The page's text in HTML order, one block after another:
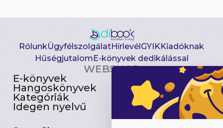
RólunkÜgyfélszolgálatHírlevélGYIKKiadóknak
HűségjutalomE-könyvek dedikálással
WEBSHOP
E-könyvek
Hangoskönyvek
Kategóriák
Idegen nyelvű
Csomagajánlatok
Akciósak
Előjegyezhetők
Újdonságok